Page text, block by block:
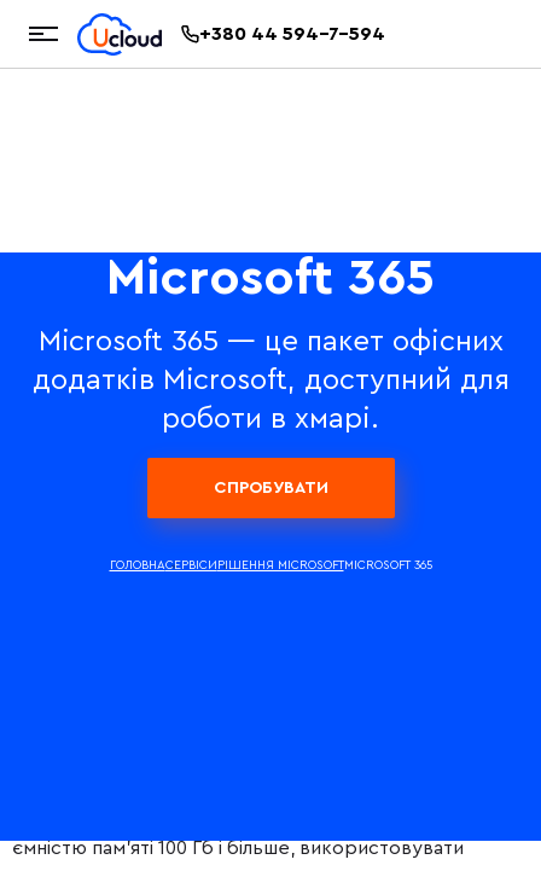
+380 44 594-7-594
Microsoft 365
Microsoft 365 — це пакет офісних
додатків Microsoft, доступний для
роботи в хмарі.
СПРОБУВАТИ
ГОЛОВНАСЕРВІСИ РІШЕННЯ MICROSOFTMICROSOFT 365
ємністю пам’яті 100 Гб і більше, використовувати